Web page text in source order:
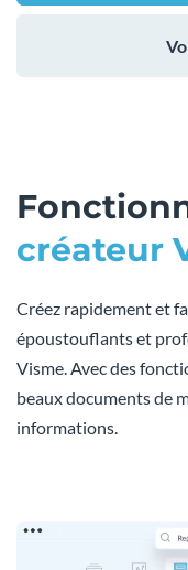
créateur
Créez rapidement et
époustouflants et
Visme. Avec des
beaux documents de
informations.